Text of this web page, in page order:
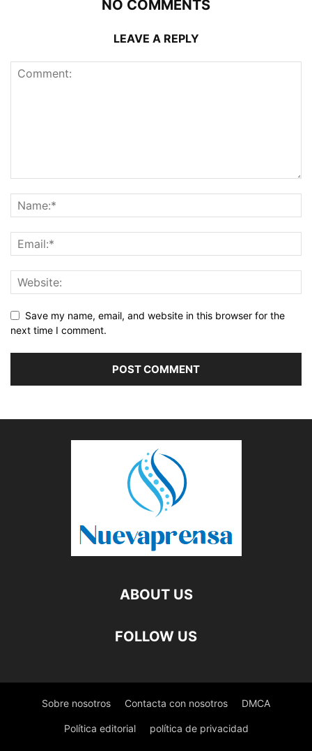
NO COMMENTS
LEAVE A REPLY
Save my name, email, and website in this browser for the
next time I comment.
ABOUT US
FOLLOW US
Sobre nosotros Contacta con nosotros DMCA
Política editorial política de privacidad